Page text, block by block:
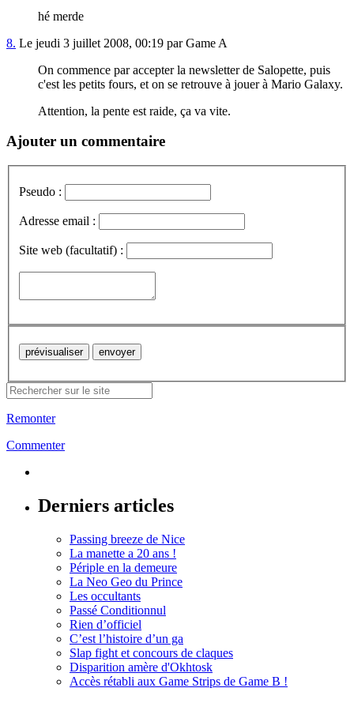
hé merde
8. Le jeudi 3 juillet 2008, 00:19 par Game A
On commence par accepter la newsletter de Salopette, puis
c'est les petits fours, et on se retrouve à jouer à Mario Galaxy.
Attention, la pente est raide, ça va vite.
Ajouter un commentaire
Pseudo :
Adresse email :
Site web (facultatif) :
Remonter
Commenter
Derniers articles
Passing breeze de Nice
La manette a 20 ans !
Périple en la demeure
La Neo Geo du Prince
Les occultants
Passé Conditionnul
Rien d’officiel
C’est l’histoire d’un ga
Slap fight et concours de claques
Disparition amère d'Okhtosk
Accès rétabli aux Game Strips de Game B !